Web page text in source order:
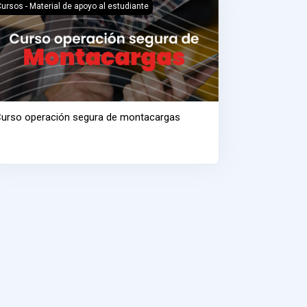
operación segura de montacargas
- Material de apoyo al estudiante
operación segura de montacargas